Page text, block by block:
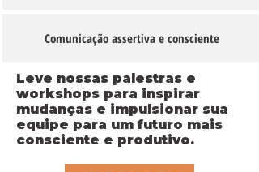
Comunicação assertiva e consciente
Leve nossas palestras e
workshops para inspirar
mudanças e impulsionar sua
equipe para um futuro mais
consciente e produtivo.